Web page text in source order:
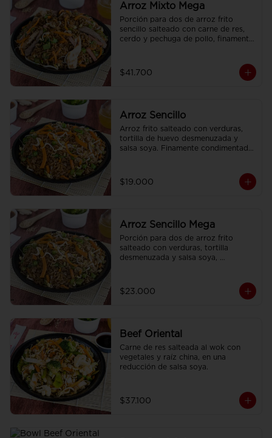
Arroz Mixto Mega
Porción para dos de arroz frito
sencillo salteado con carne de res,
cerdo y pechuga de pollo, finamente
$41.700
Arroz Sencillo
Arroz frito salteado con verduras,
tortilla de huevo desmenuzada y
salsa soya. Finamente condimentado
$19.000
Arroz Sencillo Mega
Porción para dos de arroz frito
salteado con verduras, tortilla
desmenuzada y salsa soya,
$23.000
Beef Oriental
Carne de res salteada al wok con
vegetales y raíz china, en una
reducción de salsa soya.
$37.100